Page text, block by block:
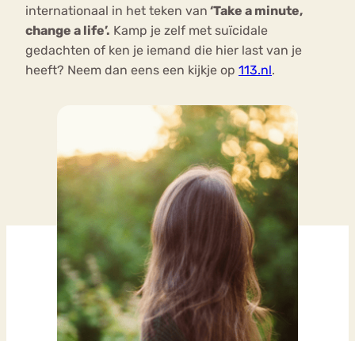
internationaal in het teken van ‘Take a minute,
change a life’. Kamp je zelf met suïcidale
gedachten of ken je iemand die hier last van je
heeft? Neem dan eens een kijkje op 113.nl.